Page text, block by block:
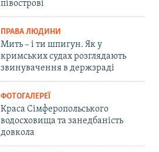
півострові
ПРАВА ЛЮДИНИ
Мить – і ти шпигун. Як у
кримських судах розглядають
звинувачення в держзраді
ФОТОГАЛЕРЕЇ
Краса Сімферопольського
водосховища та занедбаність
довкола